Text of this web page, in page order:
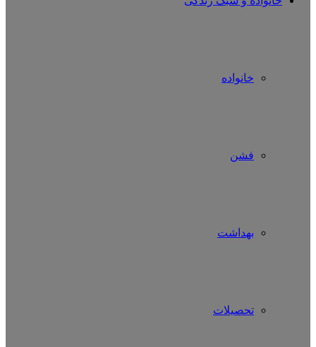
خانواده
فشن
بهداشت
تحصیلات